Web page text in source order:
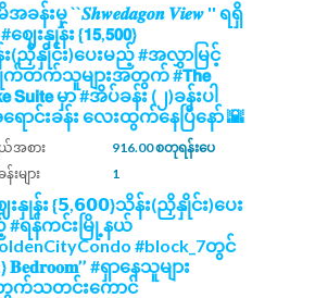
အခန်းမှ ``𝑺𝒉𝒘𝒆𝒅𝒂𝒈𝒐𝒏 𝑽𝒊𝒆𝒘 '' ရရှိ
#ဈေးနှုန်း {𝟭𝟱,𝟱𝟬𝟬}
(ညှိနှိုင်း)ပေးမည့် #အလွှာမြင့်
က်တက်သူများအတွက် #𝗧𝗵𝗲
𝗦𝘂𝗶𝘁𝗲 မှာ #အိပ်ခန်း (၂)ခန်းပါ
ောင်းခန်း လေးထွက်နေပြီနော် 🌇
အစား
916.00 စတုရန်းပေ
းများ
1
းနှုန်း {𝟱,𝟲𝟬𝟬}သိန်း(ညှိနှိုင်း)ပေး
#ရန်ကင်းမြို့နယ်
#block_7တွင်
𝐁𝐞𝐝𝐫𝐨𝐨𝐦’’ #ရှာနေသူများ
က်သတင်းကောင်